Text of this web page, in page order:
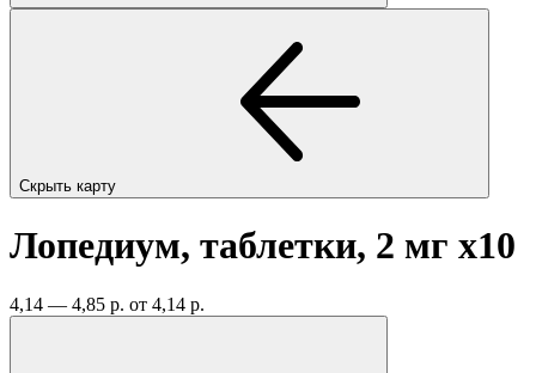
Скрыть карту
Лопедиум, таблетки, 2 мг x10
4,14 — 4,85 р. от 4,14 р.